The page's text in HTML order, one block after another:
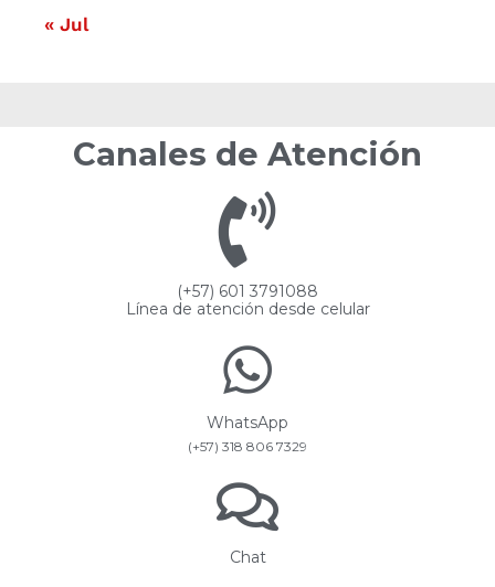
« Jul
Canales de Atención
(+57) 601 3791088
Línea de atención desde celular
WhatsApp
(+57) 318 806 7329
Chat